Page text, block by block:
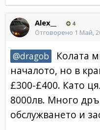
Alex__ 4
Отговорено 1 Май,
@dragob
Колата
началото, но в
£300-£400. Като
8000лв. Много
обслужването и